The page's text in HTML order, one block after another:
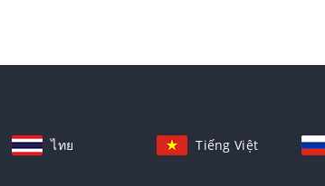
ไทย Tiếng Việt